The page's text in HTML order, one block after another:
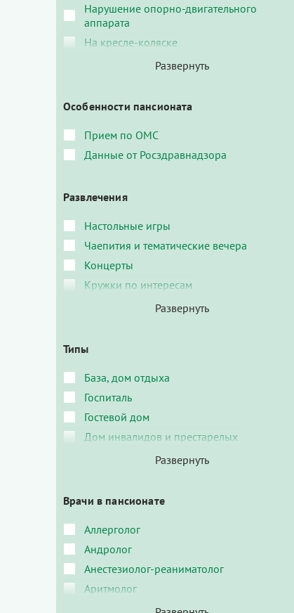
Нарушение опорно-двигательного
аппарата
На кресле-коляске
Особенности пансионата
Прием по ОМС
Данные от Росздравнадзора
Развлечения
Настольные игры
Чаепития и тематические вечера
Концерты
Кружки по интересам
Типы
База, дом отдыха
Госпиталь
Гостевой дом
Дом инвалидов и престарелых
Врачи в пансионате
Аллерголог
Андролог
Анестезиолог-реаниматолог
Аритмолог